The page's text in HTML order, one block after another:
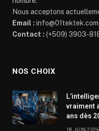
Nous acceptons
Email : info@01tektek.com
Contact : (+509) 3903-
NOS CHOIX
vraiment
ans dès
18 JUIN 2026